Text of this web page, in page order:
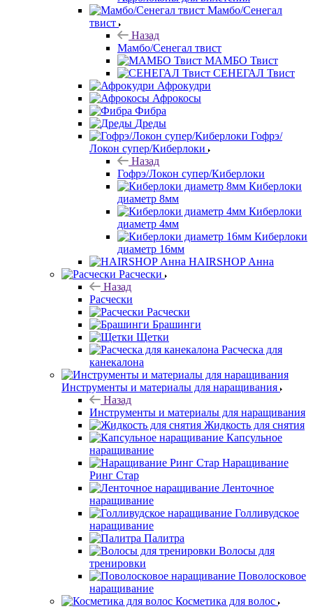
Мамбо/Сенегал
твист
Назад
Мамбо/Сенегал твист
МАМБО Твист
СЕНЕГАЛ Твист
Афрокудри
Афрокосы
Фибра
Дреды
Гофрэ/
Локон супер/Киберлоки
Назад
Гофрэ/Локон супер/Киберлоки
Киберлоки
диаметр 8мм
Киберлоки
диаметр 4мм
Киберлоки
диаметр 16мм
HAIRSHOP Анна
Расчески
Назад
Расчески
Расчески
Брашинги
Щетки
Расческа для
канекалона
Инструменты и материалы для наращивания
Назад
Инструменты и материалы для наращивания
Жидкость для снятия
Капсульное
наращивание
Наращивание
Ринг Стар
Ленточное
наращивание
Голливудское
наращивание
Палитра
Волосы для
тренировки
Поволосковое
наращивание
Косметика для волос